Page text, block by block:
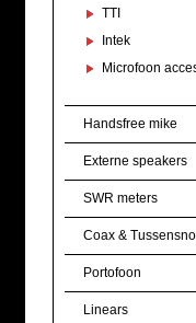
TTI
Intek
Microfoon
Handsfree mike
Externe speakers
SWR meters
Coax &
Portofoon
Linears